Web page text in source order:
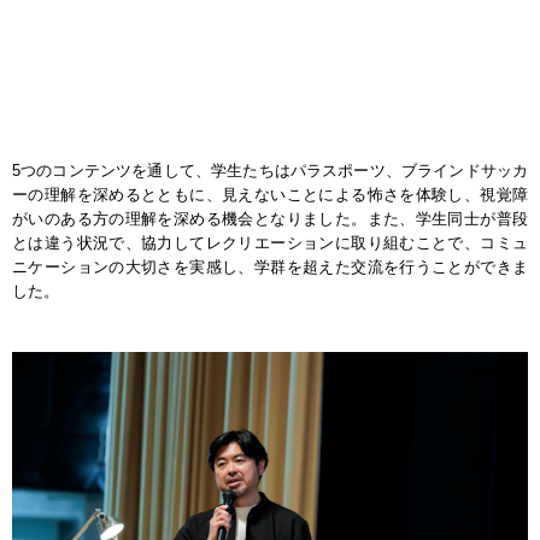
5つのコンテンツを通して、学生たちはパラスポーツ、ブラインドサッカ
ーの理解を深めるとともに、見えないことによる怖さを体験し、視覚障
がいのある方の理解を深める機会となりました。また、学生同士が普段
とは違う状況で、協力してレクリエーションに取り組むことで、コミュ
ニケーションの大切さを実感し、学群を超えた交流を行うことができま
した。